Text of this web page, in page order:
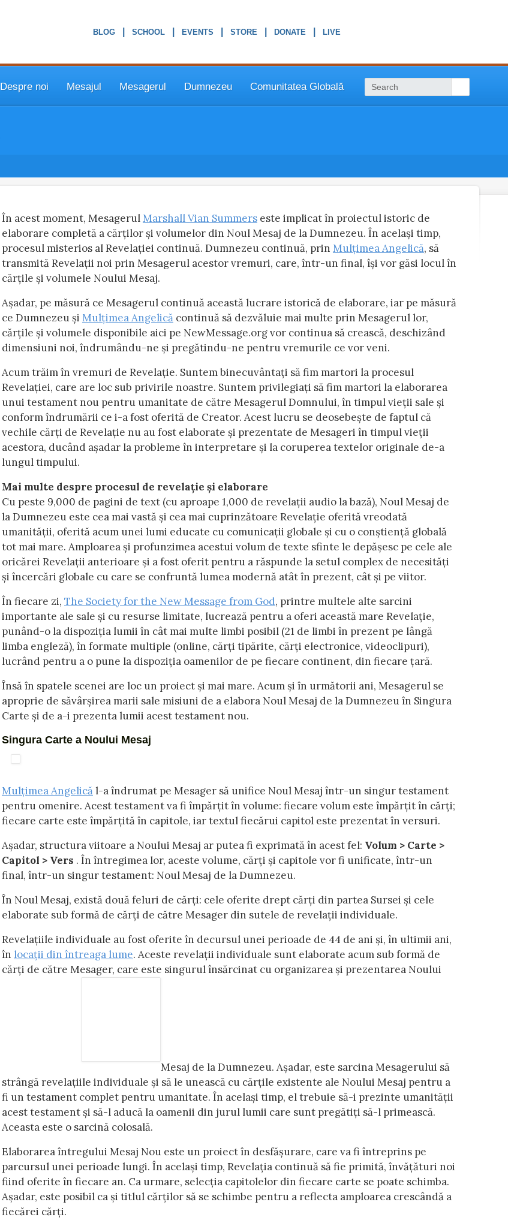
Despre noi Mesajul Mesagerul Dumnezeu Comunitatea Globală
În acest moment, MesagerulMarshall Vian Summerseste implicat în proiectul istoric de
elaborare completă a cărților și volumelor din Noul Mesaj de la Dumnezeu. În același timp,
procesul misterios al Revelației continuă. Dumnezeu continuă, prin Mulțimea Angelică, să
transmită Revelații noi prin Mesagerul acestor vremuri, care, într-un final, își vor găsi locul în
cărțile și volumele Noului Mesaj.
Așadar, pe măsură ce Mesagerul continuă această lucrare istorică de elaborare, iar pe măsură
ce Dumnezeu și Mulțimea Angelicăcontinuă să dezvăluie mai multe prin Mesagerul lor,
cărțile și volumele disponibile aici pe NewMessage.org vor continua să crească, deschizând
dimensiuni noi, îndrumându-ne și pregătindu-ne pentru vremurile ce vor veni.
Acum trăim în vremuri de Revelație. Suntem binecuvântați să fim martori la procesul
Revelației, care are loc sub privirile noastre. Suntem privilegiați să fim martori la elaborarea
unui testament nou pentru umanitate de către Mesagerul Domnului, în timpul vieții sale și
conform îndrumării ce i-a fost oferită de Creator. Acest lucru se deosebește de faptul că
vechile cărți de Revelație nu au fost elaborate și prezentate de Mesageri în timpul vieții
acestora, ducând așadar la probleme în interpretare și la coruperea textelor originale de-a
lungul timpului.
Mai multe despre procesul de revelație și elaborare
Cu peste 9,000 de pagini de text (cu aproape 1,000 de revelații audio la bază), Noul Mesaj de
la Dumnezeu este cea mai vastă și cea mai cuprinzătoare Revelație oferită vreodată
umanității, oferită acum unei lumi educate cu comunicații globale și cu o conștiență globală
tot mai mare. Amploarea și profunzimea acestui volum de texte sfinte le depășesc pe cele ale
oricărei Revelații anterioare și a fost oferit pentru a răspunde la setul complex de necesități
și încercări globale cu care se confruntă lumea modernă atât în prezent, cât și pe viitor.
În fiecare zi, The Society for the New Message from God, printre multele alte sarcini
importante ale sale și cu resurse limitate, lucrează pentru a oferi această mare Revelație,
punând-o la dispoziția lumii în cât mai multe limbi posibil (21 de limbi în prezent pe lângă
limba engleză), în formate multiple (online, cărți tipărite, cărți electronice, videoclipuri),
lucrând pentru a o pune la dispoziția oamenilor de pe fiecare continent, din fiecare țară.
Însă în spatele scenei are loc un proiect și mai mare. Acum și în următorii ani, Mesagerul se
aproprie de săvârșirea marii sale misiuni de a elabora Noul Mesaj de la Dumnezeu în Singura
Carte și de a-i prezenta lumii acest testament nou.
Singura Carte a Noului Mesaj
Mulțimea Angelicăl-a îndrumat pe Mesager să unifice Noul Mesaj într-un singur testament
pentru omenire. Acest testament va fi împărțit în volume: fiecare volum este împărțit în cărți;
fiecare carte este împărțită în capitole, iar textul fiecărui capitol este prezentat în versuri.
Așadar, structura viitoare a Noului Mesaj ar putea fi exprimată în acest fel: Volum > Carte >
Capitol > Vers . În întregimea lor, aceste volume, cărți și capitole vor fi unificate, într-un
final, într-un singur testament: Noul Mesaj de la Dumnezeu.
În Noul Mesaj, există două feluri de cărți: cele oferite drept cărți din partea Sursei și cele
elaborate sub formă de cărți de către Mesager din sutele de revelații individuale.
Revelațiile individuale au fost oferite în decursul unei perioade de 44 de ani și, în ultimii ani,
în locații din întreaga lume. Aceste revelații individuale sunt elaborate acum sub formă de
cărți de către Mesager, care este singurul însărcinat cu organizarea și prezentarea Noului
Mesaj de la Dumnezeu. Așadar, este sarcina Mesagerului să
strângă revelațiile individuale și să le unească cu cărțile existente ale Noului Mesaj pentru a
fi un testament complet pentru umanitate. În același timp, el trebuie să-i prezinte umanității
acest testament și să-l aducă la oamenii din jurul lumii care sunt pregătiți să-l primească.
Aceasta este o sarcină colosală.
Elaborarea întregului Mesaj Nou este un proiect în desfășurare, care va fi întreprins pe
parcursul unei perioade lungi. În același timp, Revelația continuă să fie primită, învățături noi
fiind oferite în fiecare an. Ca urmare, selecția capitolelor din fiecare carte se poate schimba.
Așadar, este posibil ca și titlul cărților să se schimbe pentru a reflecta amploarea crescândă a
fiecărei cărți.